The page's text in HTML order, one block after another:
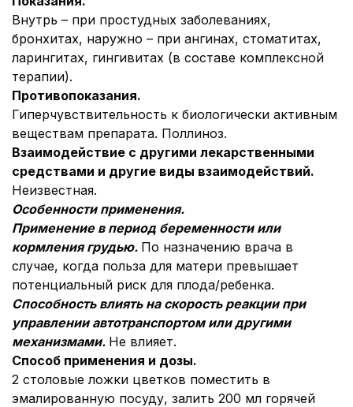
Внутрь – при простудных заболеваниях,
бронхитах, наружно – при ангинах, стоматитах,
ларингитах, гингивитах (в составе комплексной
терапии).
Противопоказания.
Гиперчувствительность к биологически активным
веществам препарата. Поллиноз.
Взаимодействие с другими лекарственными
средствами и другие виды взаимодействий.
Неизвестная.
Особенности применения.
Применение в период беременности или
кормления грудью. По назначению врача в
случае, когда польза для матери превышает
потенциальный риск для плода/ребенка.
Способность влиять на скорость реакции при
управлении автотранспортом или другими
механизмами. Не влияет.
Способ применения и дозы.
2 столовые ложки цветков поместить в
эмалированную посуду, залить 200 мл горячей